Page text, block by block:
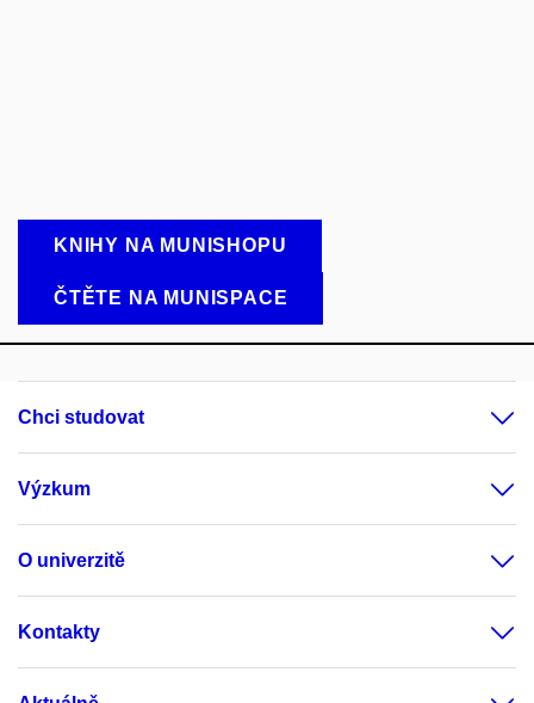
KNIHY NA MUNISHOPU
ČTĚTE NA MUNISPACE
Chci studovat
Výzkum
O univerzitě
Kontakty